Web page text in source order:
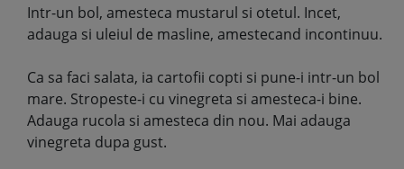
Intr-un bol, amesteca mustarul si otetul. Incet,
adauga si uleiul de masline, amestecand incontinuu.
Ca sa faci salata, ia cartofii copti si pune-i intr-un bol
mare. Stropeste-i cu vinegreta si amesteca-i bine.
Adauga rucola si amesteca din nou. Mai adauga
vinegreta dupa gust.